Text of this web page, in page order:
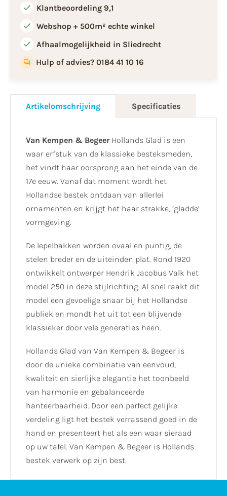
Klantbeoordeling 9,1
Webshop + 500m² echte winkel
Afhaalmogelijkheid in Sliedrecht
Hulp of advies? 0184 41 10 16
Artikelomschrijving Specificaties
Van Kempen & BegeerHollands Glad is een
waar erfstuk van de klassieke besteksmeden,
het vindt haar oorsprong aan het einde van de
17e eeuw. Vanaf dat moment wordt het
Hollandse bestek ontdaan van allerlei
ornamenten en krijgt het haar strakke, ‘gladde’
vormgeving.
De lepelbakken worden ovaal en puntig, de
stelen breder en de uiteinden plat. Rond 1920
ontwikkelt ontwerper Hendrik Jacobus Valk het
model 250 in deze stijlrichting. Al snel raakt dit
model een gevoelige snaar bij het Hollandse
publiek en mondt het uit tot een blijvende
klassieker door vele generaties heen.
Hollands Glad van Van Kempen & Begeer is
door de unieke combinatie van eenvoud,
kwaliteit en sierlijke elegantie het toonbeeld
van harmonie en gebalanceerde
hanteerbaarheid. Door een perfect gelijke
verdeling ligt het bestek verrassend goed in de
hand en presenteert het als een waar sieraad
op uw tafel. Van Kempen & Begeer is Hollands
bestek verwerk op zijn best.